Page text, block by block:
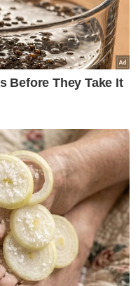
antara Belgium
skrin gergasi di Kem
turut
sebagai